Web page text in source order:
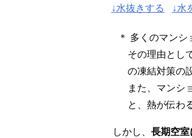
↓水抜きする ↓水
＊ 多くのマン
その理由とし
の凍結対策の
また、マンシ
と、熱が伝わ
しかし、 長期空室